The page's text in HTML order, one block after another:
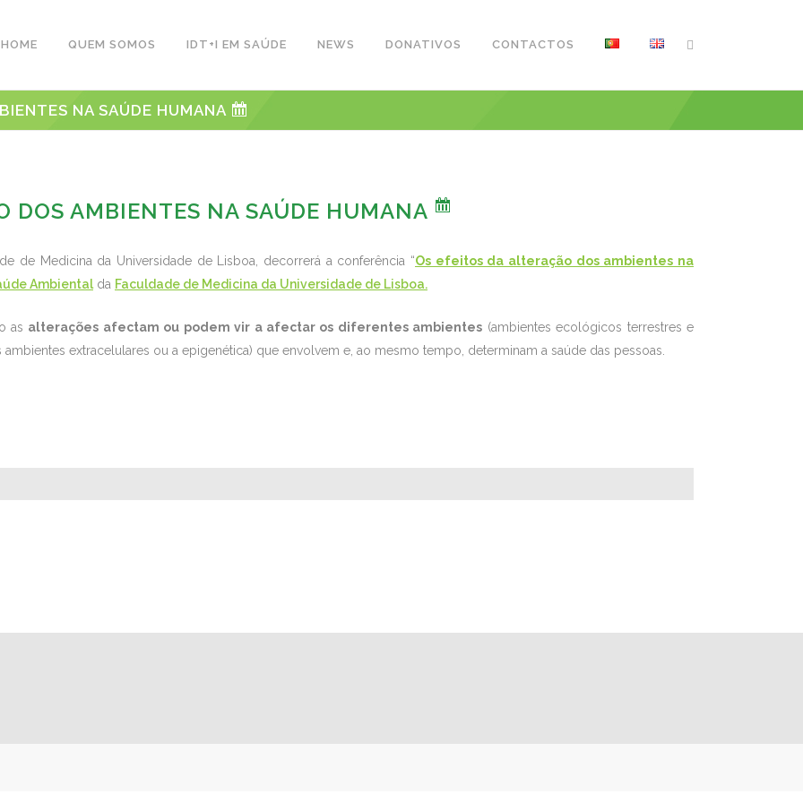
HOME QUEM SOMOS IDT+I EM SAÚDE NEWS DONATIVOS CONTACTOS
NA SAÚDE HUMANA
DOS AMBIENTES NA SAÚDE HUMANA
de Medicina da Universidade de Lisboa, decorrerá a conferência “Os efeitos da alteração dos ambientes na
Ambiental da Faculdade de Medicina da Universidade de Lisboa.
as alterações afectam ou podem vir a afectar os diferentes ambientes (ambientes ecológicos terrestres e
extracelulares ou a epigenética) que envolvem e, ao mesmo tempo, determinam a saúde das pessoas.